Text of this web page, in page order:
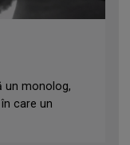
un monolog,
care un